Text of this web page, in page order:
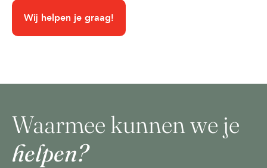
Wij helpen je graag!
Waarmee kunnen we je
helpen?